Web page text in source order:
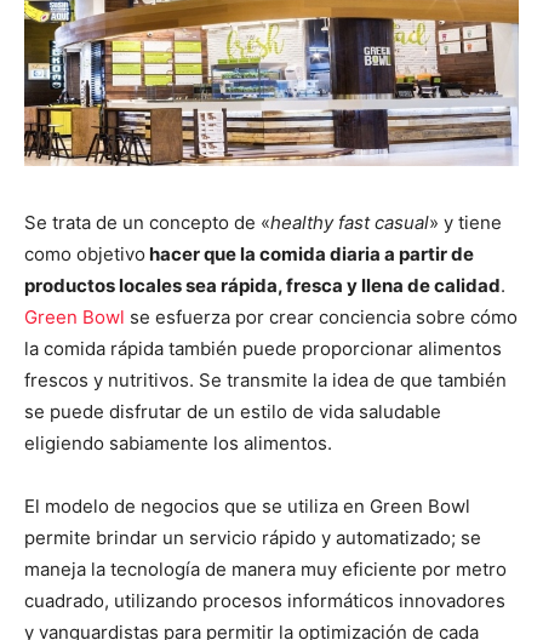
Se trata de un concepto de «healthy fast casual» y tiene
como objetivo hacer que la comida diaria a partir de
productos locales sea rápida, fresca y llena de calidad.
Green Bowl se esfuerza por crear conciencia sobre cómo
la comida rápida también puede proporcionar alimentos
frescos y nutritivos. Se transmite la idea de que también
se puede disfrutar de un estilo de vida saludable
eligiendo sabiamente los alimentos.
El modelo de negocios que se utiliza en Green Bowl
permite brindar un servicio rápido y automatizado; se
maneja la tecnología de manera muy eficiente por metro
cuadrado, utilizando procesos informáticos innovadores
y vanguardistas para permitir la optimización de cada